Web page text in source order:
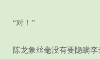
“对！”
陈龙象丝毫没有要隐瞒李